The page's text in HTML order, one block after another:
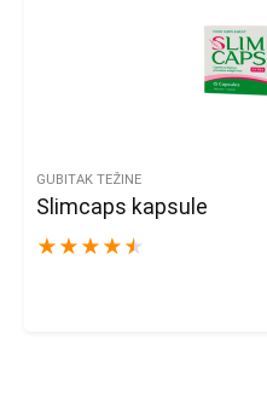
GUBITAK TEŽINE
Slimcaps kapsule
★ ★ ★ ★ ★